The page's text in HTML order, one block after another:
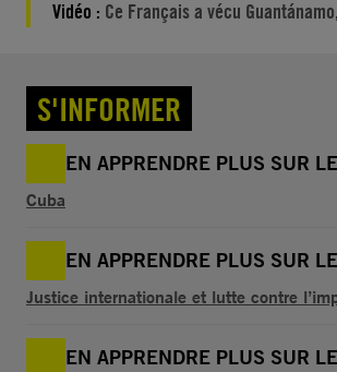
Vidéo : Ce Français a vécu
S'INFORMER
EN APPRENDRE PLUS SUR
Cuba
EN APPRENDRE PLUS SUR
Justice internationale et lutte contre
EN APPRENDRE PLUS SUR